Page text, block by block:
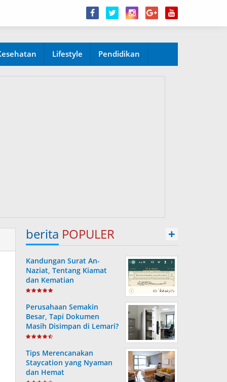
Lifestyle Pendidikan
berita POPULER +
Kandungan Surat An-
Naziat, Tentang Kiamat
dan Kematian
Perusahaan Semakin
Besar, Tapi Dokumen
Masih Disimpan di Lemari?
Ini Risiko yang Sering
Tips Merencanakan
Staycation yang Nyaman
dan Hemat